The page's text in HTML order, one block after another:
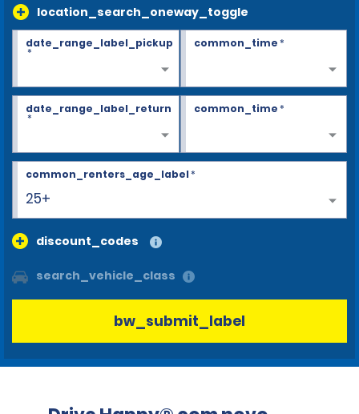
location_search_oneway_toggle
date_range_label_pickup
*
common_time*
date_range_label_return
*
common_time*
25+
common_renters_age_label*
discount_codes
search_vehicle_class
bw_submit_label